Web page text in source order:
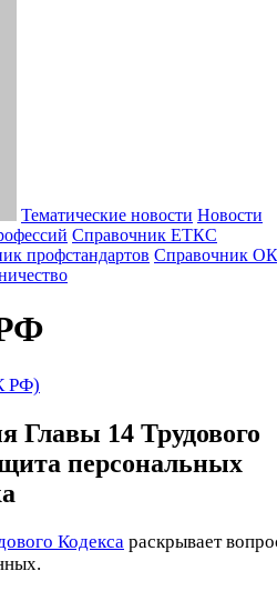
Тематические новости Новости
Справочник ЕТКС
профстандартов Справочник
РФ)
Главы 14 Трудового
персональных
Кодекса раскрывает